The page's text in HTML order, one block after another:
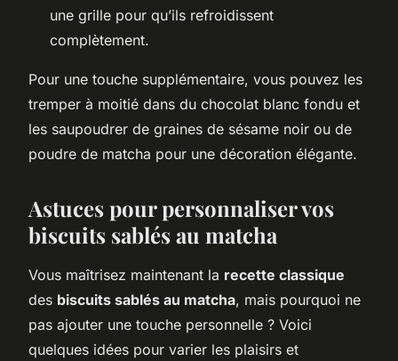
une grille pour qu’ils refroidissent
complètement.
Pour une touche supplémentaire, vous pouvez les
tremper à moitié dans du chocolat blanc fondu et
les saupoudrer de graines de sésame noir ou de
poudre de matcha pour une décoration élégante.
Astuces pour personnaliser vos
biscuits sablés au matcha
Vous maîtrisez maintenant la recette classique
des biscuits sablés au matcha, mais pourquoi ne
pas ajouter une touche personnelle ? Voici
quelques idées pour varier les plaisirs et